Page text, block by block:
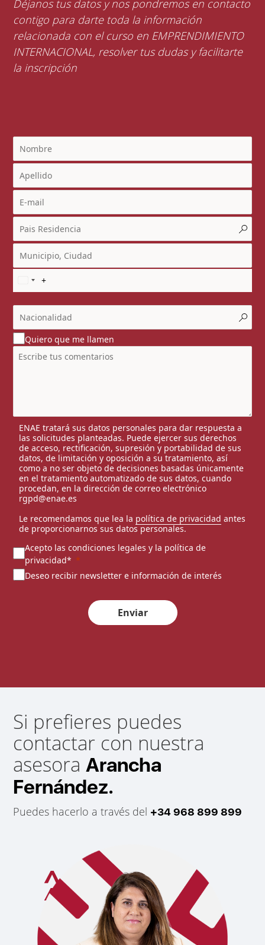
Déjanos tus datos y nos pondremos en contacto
contigo para darte toda la información
relacionada con el curso en EMPRENDIMIENTO
INTERNACIONAL, resolver tus dudas y facilitarte
la inscripción
Quiero que me llamen
ENAE tratará sus datos personales para dar respuesta a
las solicitudes planteadas. Puede ejercer sus derechos
de acceso, rectificación, supresión y portabilidad de sus
datos, de limitación y oposición a su tratamiento, así
como a no ser objeto de decisiones basadas únicamente
en el tratamiento automatizado de sus datos, cuando
procedan, en la dirección de correo electrónico
rgpd@enae.es
Le recomendamos que lea la política de privacidad antes
de proporcionarnos sus datos personales.
Acepto las condiciones legales y la política de
privacidad*
Deseo recibir newsletter e información de interés
Enviar
Si prefieres puedes
contactar con nuestra
asesoraArancha
Fernández.
Puedes hacerlo a través del +34 968 899 899